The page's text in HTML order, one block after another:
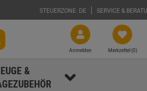
STEUERZONE: DE SERVICE &
Merkzettel (0)
Anmelden
&